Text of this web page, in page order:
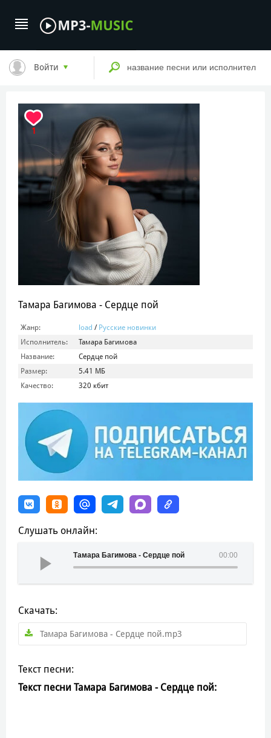
Войти
1
Тамара Багимова - Сердце пой
Жанр: load / Русские новинки
Исполнитель:
Тамара Багимова
Название:
Сердце пой
Размер:
5.41 МБ
Качество:
320 кбит
Слушать онлайн:
00:00
Тамара Багимова - Сердце пой
Скачать:
Тамара Багимова - Сердце пой.mp3
Текст песни:
Текст песни Тамара Багимова - Сердце пой: